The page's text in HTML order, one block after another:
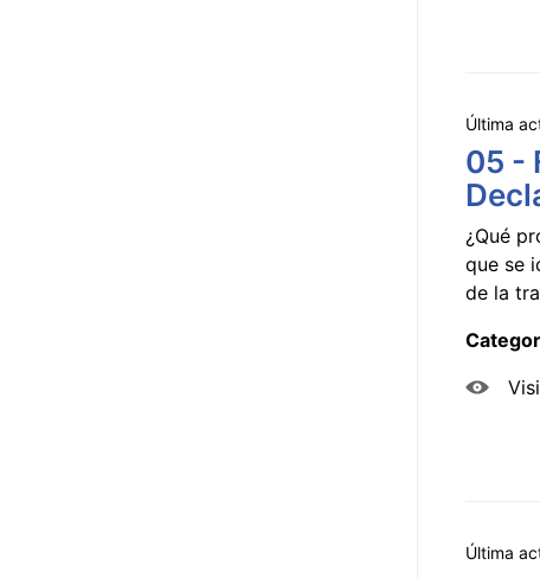
Última
05 -
¿Qué
que se
de la
Última